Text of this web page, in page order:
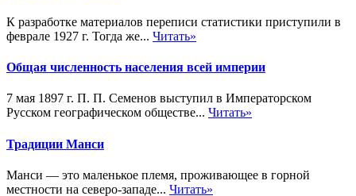
К разработке материалов переписи статистики приступили в
феврале 1927 г. Тогда же... Читать»
Общая численность населения всей империи
7 мая 1897 г. П. П. Семенов выступил в Императорском
Русском географическом обществе... Читать»
Традиции Манси
Манси — это маленькое племя, проживающее в горной
местности на северо-западе... Читать»